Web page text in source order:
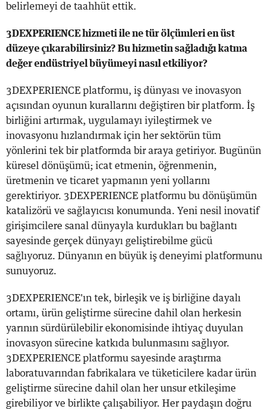
belirlemeyi de taahhüt ettik.
3DEXPERIENCE hizmeti ile ne tür ölçümleri en üst
düzeye çıkarabilirsiniz? Bu hizmetin sağladığı katma
değer endüstriyel büyümeyi nasıl etkiliyor?
3DEXPERIENCE platformu, iş dünyası ve inovasyon
açısından oyunun kurallarını değiştiren bir platform. İş
birliğini artırmak, uygulamayı iyileştirmek ve
inovasyonu hızlandırmak için her sektörün tüm
yönlerini tek bir platformda bir araya getiriyor. Bugünün
küresel dönüşümü; icat etmenin, öğrenmenin,
üretmenin ve ticaret yapmanın yeni yollarını
gerektiriyor. 3DEXPERIENCE platformu bu dönüşümün
katalizörü ve sağlayıcısı konumunda. Yeni nesil inovatif
girişimcilere sanal dünyayla kurdukları bu bağlantı
sayesinde gerçek dünyayı geliştirebilme gücü
sağlıyoruz. Dünyanın en büyük iş deneyimi platformunu
sunuyoruz.
3DEXPERIENCE'ın tek, birleşik ve iş birliğine dayalı
ortamı, ürün geliştirme sürecine dahil olan herkesin
yarının sürdürülebilir ekonomisinde ihtiyaç duyulan
inovasyon sürecine katkıda bulunmasını sağlıyor.
3DEXPERIENCE platformu sayesinde araştırma
laboratuvarından fabrikalara ve tüketicilere kadar ürün
geliştirme sürecine dahil olan her unsur etkileşime
girebiliyor ve birlikte çalışabiliyor. Her paydaşın doğru